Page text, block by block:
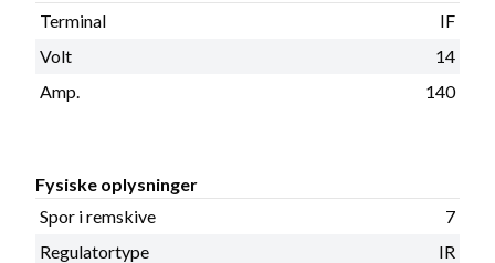
Terminal
IF
Volt
14
Amp.
140
Fysiske oplysninger
Spor i remskive
7
Regulatortype
IR